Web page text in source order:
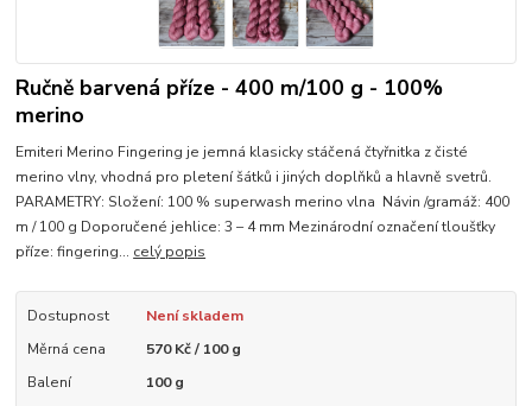
Ručně barvená příze - 400 m/100 g - 100%
merino
Emiteri Merino Fingering je jemná klasicky stáčená čtyřnitka z čisté
merino vlny, vhodná pro pletení šátků i jiných doplňků a hlavně svetrů.
PARAMETRY: Složení: 100 % superwash merino vlna Návin /gramáž: 400
m / 100 g Doporučené jehlice: 3 – 4 mm Mezinárodní označení tloušťky
příze: fingering... celý popis
Dostupnost
Není skladem
Měrná cena
570 Kč / 100 g
Balení
100 g